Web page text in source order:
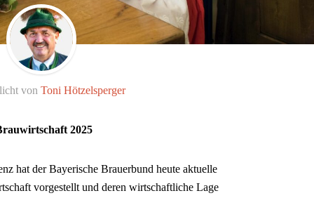
von Toni Hötzelsperger
2025
hat der Bayerische Brauerbund heute aktuelle
vorgestellt und deren wirtschaftliche Lage